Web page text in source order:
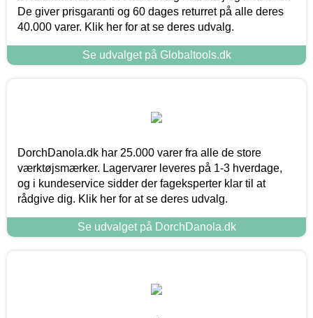
De giver prisgaranti og 60 dages returret på alle deres
40.000 varer. Klik her for at se deres udvalg.
Se udvalget på Globaltools.dk
DorchDanola.dk har 25.000 varer fra alle de store
værktøjsmærker. Lagervarer leveres på 1-3 hverdage,
og i kundeservice sidder der fageksperter klar til at
rådgive dig. Klik her for at se deres udvalg.
Se udvalget på DorchDanola.dk